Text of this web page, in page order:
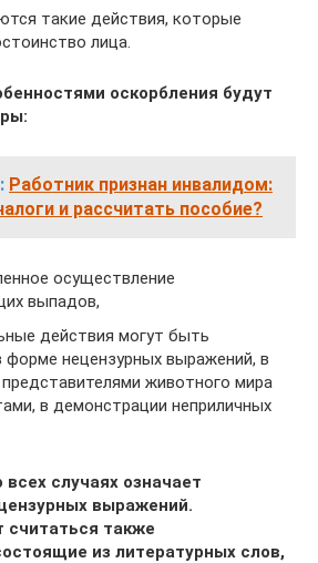
такие действия, которые
лица.
оскорбления будут
Работник признан инвалидом:
и рассчитать пособие?
осуществление
выпадов,
действия могут быть
нецензурных выражений, в
представителями животного мира
в демонстрации неприличных
случаях означает
выражений.
считаться также
из литературных слов,